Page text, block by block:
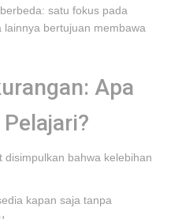
satu fokus pada
bertujuan membawa
Apa
bahwa kelebihan
kapan saja tanpa